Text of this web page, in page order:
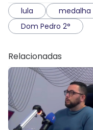
lula medalha
Dom Pedro 2°
Relacionadas